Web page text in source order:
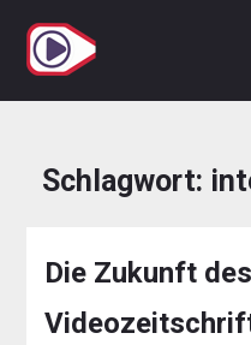
Inhalt
springen
Schlagwort:
Die Zukunft